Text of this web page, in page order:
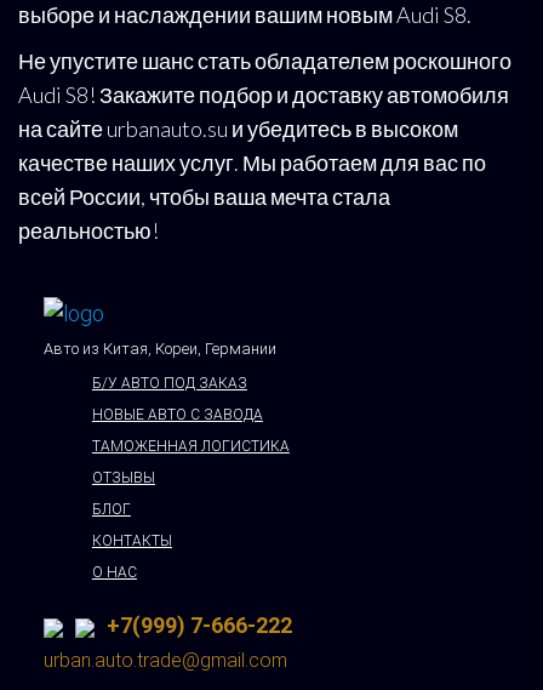
выборе и наслаждении вашим новым Audi S8.
Не упустите шанс стать обладателем роскошного
Audi S8! Закажите подбор и доставку автомобиля
на сайте urbanauto.su и убедитесь в высоком
качестве наших услуг. Мы работаем для вас по
всей России, чтобы ваша мечта стала
реальностью!
Авто из Китая, Кореи, Германии
Б/У АВТО ПОД ЗАКАЗ
НОВЫЕ АВТО С ЗАВОДА
ТАМОЖЕННАЯ ЛОГИСТИКА
ОТЗЫВЫ
БЛОГ
КОНТАКТЫ
О НАС
+7(999) 7-666-222
urban.auto.trade@gmail.com